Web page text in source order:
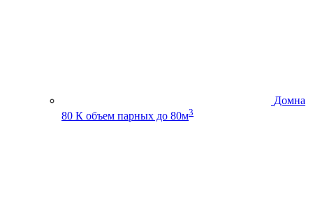
Домна
80 К объем парных до 80м3